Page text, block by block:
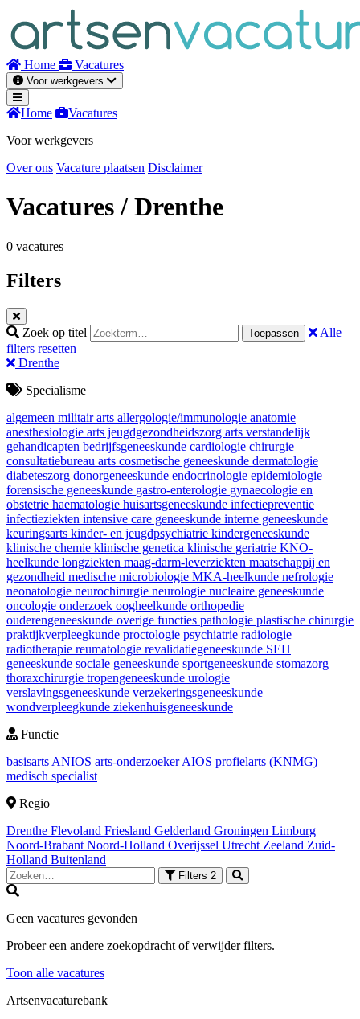
inhoud
Home Vacatures
Voor werkgevers
Home
Vacatures
Voor werkgevers
Over ons Vacature plaatsen Disclaimer
Vacatures/ Drenthe
0 vacatures
Filters
Zoek op titel Toepassen
Alle
filters resetten
Drenthe
Specialisme
algemeen militair arts allergologie/immunologie anatomie
anesthesiologie arts jeugdgezondheidszorg arts verstandelijk
gehandicapten bedrijfsgeneeskunde cardiologie chirurgie
consultatiebureau arts cosmetische geneeskunde dermatologie
diabeteszorg donorgeneeskunde endocrinologie epidemiologie
forensische geneeskunde gastro-enterologie gynaecologie en
obstetrie haematologie huisartsgeneeskunde infectiepreventie
infectieziekten intensive care geneeskunde interne geneeskunde
keuringsarts kinder- en jeugdpsychiatrie kindergeneeskunde
klinische chemie klinische genetica klinische geriatrie KNO-
heelkunde longziekten maag-darm-leverziekten maatschappij en
gezondheid medische microbiologie MKA-heelkunde nefrologie
neonatologie neurochirurgie neurologie nucleaire geneeskunde
oncologie onderzoek oogheelkunde orthopedie
ouderengeneeskunde overige functies pathologie plastische chirurgie
praktijkverpleegkunde proctologie psychiatrie radiologie
radiotherapie reumatologie revalidatiegeneeskunde SEH
geneeskunde sociale geneeskunde sportgeneeskunde stomazorg
thoraxchirurgie tropengeneeskunde urologie
verslavingsgeneeskunde verzekeringsgeneeskunde
wondverpleegkunde ziekenhuisgeneeskunde
Functie
basisarts ANIOS arts-onderzoekerAIOS profielarts (KNMG)
medisch specialist
Regio
Drenthe Flevoland Friesland Gelderland Groningen Limburg
Noord-Brabant Noord-Holland Overijssel Utrecht Zeeland Zuid-
Holland Buitenland
Filters 2
Geen vacatures gevonden
Probeer een andere zoekopdracht of verwijder filters.
Toon alle vacatures
Artsenvacaturebank